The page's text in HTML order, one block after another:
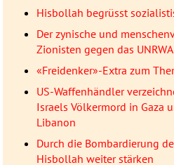
Hisbollah begrüsst
Der zynische und
Zionisten gegen das UNRWA
«Freidenker»-Extra zum
US-Waffenhändler
Israels Völkermord in Gaza
Libanon
Durch die Bombardierung
Hisbollah weiter stärken